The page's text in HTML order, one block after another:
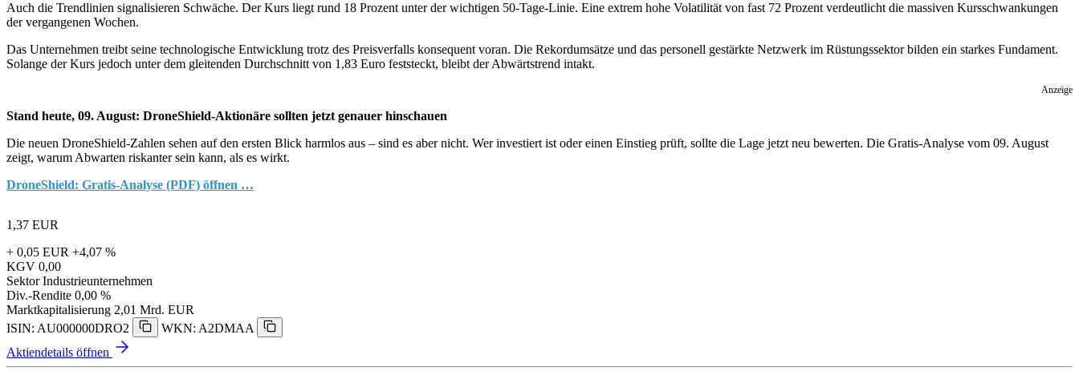
Auch die Trendlinien signalisieren Schwäche. Der Kurs liegt rund 18 Prozent unter der wichtigen 50-Tage-Linie. Eine extrem hohe Volatilität von fast 72 Prozent verdeutlicht die massiven Kursschwankungen
der vergangenen Wochen.
Das Unternehmen treibt seine technologische Entwicklung trotz des Preisverfalls konsequent voran. Die Rekordumsätze und das personell gestärkte Netzwerk im Rüstungssektor bilden ein starkes Fundament.
Solange der Kurs jedoch unter dem gleitenden Durchschnitt von 1,83 Euro feststeckt, bleibt der Abwärtstrend intakt.
Anzeige
Stand heute, 09. August: DroneShield-Aktionäre sollten jetzt genauer hinschauen
Die neuen DroneShield-Zahlen sehen auf den ersten Blick harmlos aus – sind es aber nicht. Wer investiert ist oder einen Einstieg prüft, sollte die Lage jetzt neu bewerten. Die Gratis-Analyse vom 09. August
zeigt, warum Abwarten riskanter sein kann, als es wirkt.
DroneShield: Gratis-Analyse (PDF) öffnen …
1,37 EUR
+ 0,05 EUR +4,07 %
KGV 0,00
Sektor Industrieunternehmen
Div.-Rendite 0,00 %
Marktkapitalisierung 2,01 Mrd. EUR
ISIN: AU000000DRO2
WKN: A2DMAA
Aktiendetails öffnen